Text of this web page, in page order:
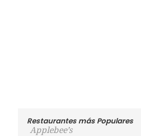
Restaurantes más Populares
Applebee’s